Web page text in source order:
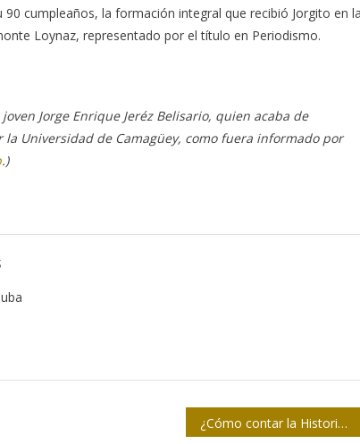
cumpleaños, la formación integral que recibió Jorgito en
Loynaz, representado por el título en Periodismo.
Jorge Enrique Jeréz Belisario, quien acaba de
Universidad de Camagüey, como fuera informado por
.)
¿Cómo contar la Historia?